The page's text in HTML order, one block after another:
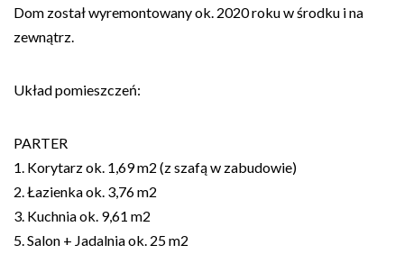
Dom został wyremontowany ok. 2020 roku w środku i na
zewnątrz.
Układ pomieszczeń:
PARTER
1. Korytarz ok. 1,69 m2 (z szafą w zabudowie)
2. Łazienka ok. 3,76 m2
3. Kuchnia ok. 9,61 m2
5. Salon + Jadalnia ok. 25 m2